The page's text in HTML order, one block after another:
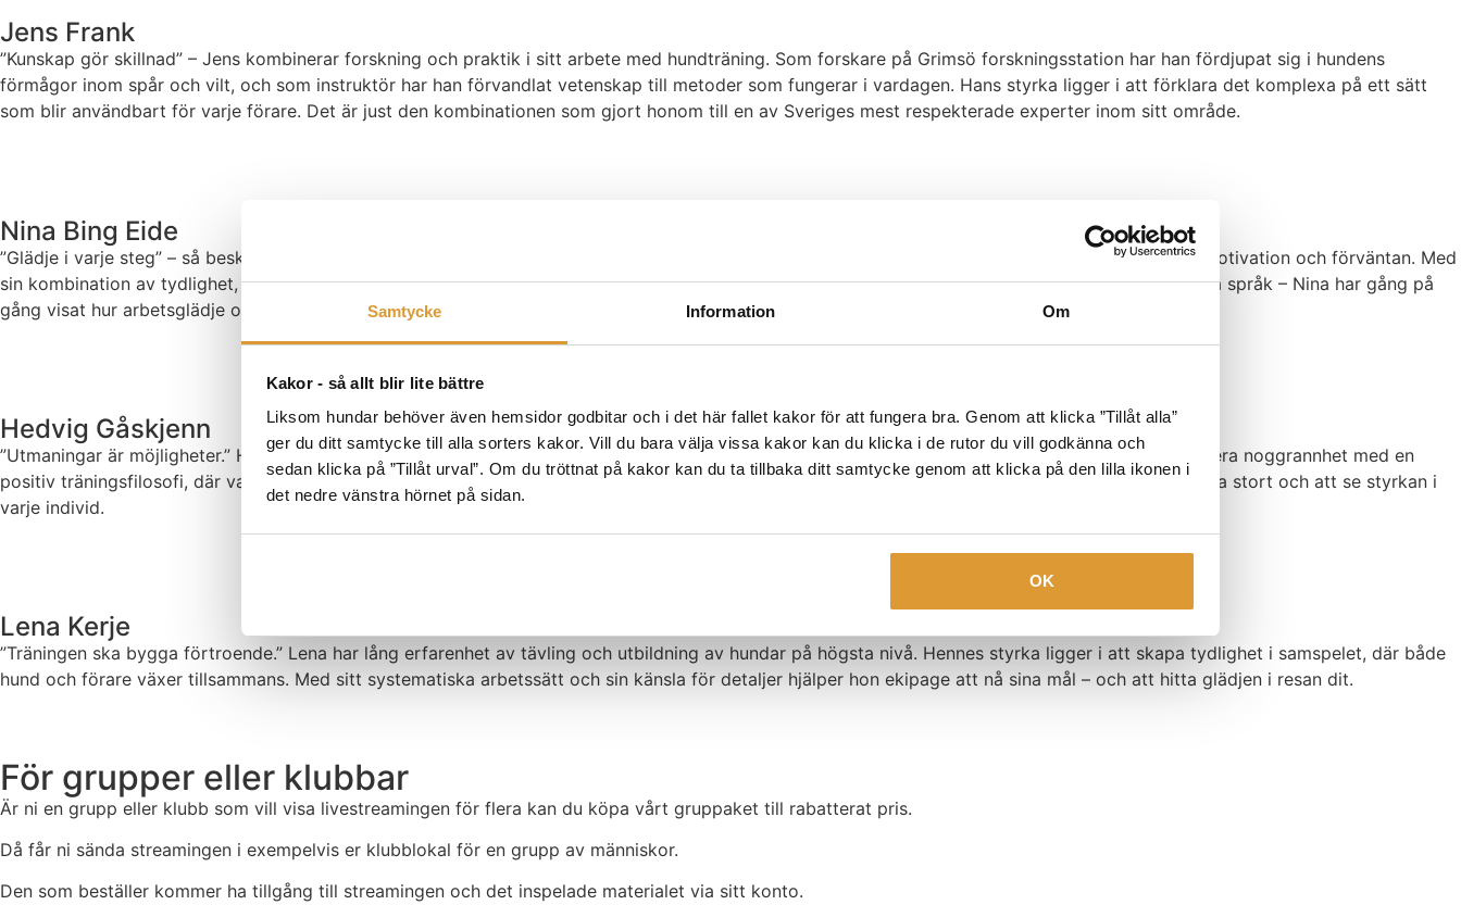
Samtycke Information Om
Kakor - så allt blir lite bättre
Liksom hundar behöver även hemsidor godbitar och i det här fallet kakor för att fungera bra. Genom att klicka ”Tillåt alla”
ger du ditt samtycke till alla sorters kakor. Vill du bara välja vissa kakor kan du klicka i de rutor du vill godkänna och
sedan klicka på ”Tillåt urval”. Om du tröttnat på kakor kan du ta tillbaka ditt samtycke genom att klicka på den lilla ikonen i
det nedre vänstra hörnet på sidan.
OK
Jens Frank
”Kunskap gör skillnad” – Jens kombinerar forskning och praktik i sitt arbete med hundträning. Som forskare på Grimsö forskningsstation har han fördjupat sig i hundens
förmågor inom spår och vilt, och som instruktör har han förvandlat vetenskap till metoder som fungerar i vardagen. Hans styrka ligger i att förklara det komplexa på ett sätt
som blir användbart för varje förare. Det är just den kombinationen som gjort honom till en av Sveriges mest respekterade experter inom sitt område.
Nina Bing Eide
”Glädje i varje steg” – så beskriver Nina sin filosofi i hundträningen. För henne handlar det om att bygga en stark relation där hunden arbetar med motivation och förväntan. Med
sin kombination av tydlighet, belöningsbaserade metoder och stor erfarenhet hjälper hon förare att se nya vägar framåt. Resultaten talar sitt tydliga språk – Nina har gång på
gång visat hur arbetsglädje och struktur skapar framgång.
Hedvig Gåskjenn
”Utmaningar är möjligheter.” Hedvig brinner för att utveckla hundar och förare genom målmedveten träning. Hon är välkänd för sitt sätt att kombinera noggrannhet med en
positiv träningsfilosofi, där varje steg framåt blir en seger. Med erfarenhet från både tävling och instruktörsrollen inspirerar hon andra att våga tänka stort och att se styrkan i
varje individ.
Lena Kerje
”Träningen ska bygga förtroende.” Lena har lång erfarenhet av tävling och utbildning av hundar på högsta nivå. Hennes styrka ligger i att skapa tydlighet i samspelet, där både
hund och förare växer tillsammans. Med sitt systematiska arbetssätt och sin känsla för detaljer hjälper hon ekipage att nå sina mål – och att hitta glädjen i resan dit.
För grupper eller klubbar
Är ni en grupp eller klubb som vill visa livestreamingen för flera kan du köpa vårt gruppaket till rabatterat pris.
Då får ni sända streamingen i exempelvis er klubblokal för en grupp av människor.
Den som beställer kommer ha tillgång till streamingen och det inspelade materialet via sitt konto.